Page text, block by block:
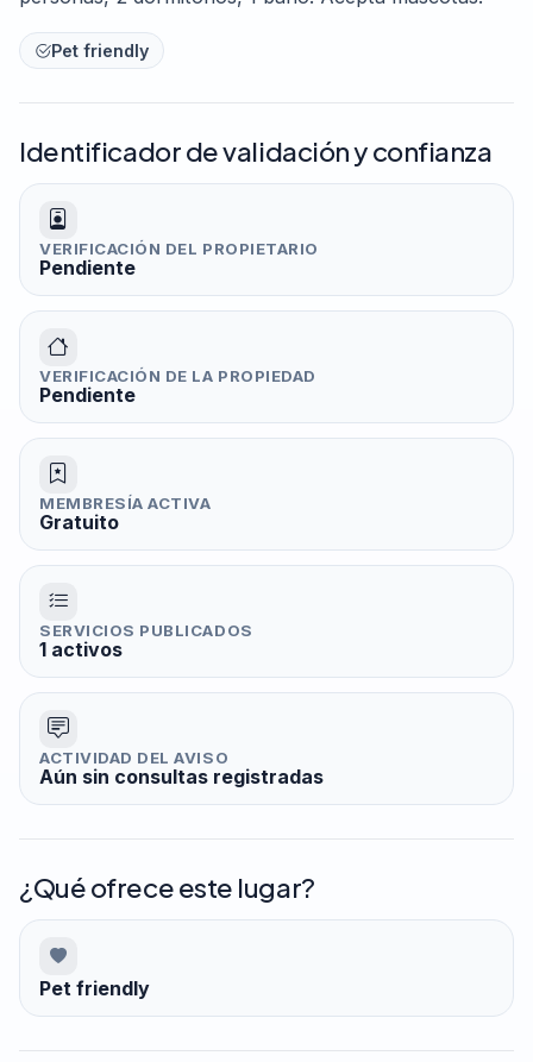
Pet friendly
Identificador de validación y confianza
VERIFICACIÓN DEL PROPIETARIO
Pendiente
VERIFICACIÓN DE LA PROPIEDAD
Pendiente
MEMBRESÍA ACTIVA
Gratuito
SERVICIOS PUBLICADOS
1 activos
ACTIVIDAD DEL AVISO
Aún sin consultas registradas
¿Qué ofrece este lugar?
Pet friendly